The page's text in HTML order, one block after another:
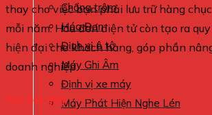
Chống trộm
Hóa Đơn
Định vị ô tô
Máy Ghi Âm
Định vị xe máy
Máy Phát Hiện Nghe Lén
thay cho việc bạn phải lưu trữ hàng
mỗi năm. Hóa đơn điện tử còn tạo ra
hiện đại cho khách hàng, góp phần
doanh nghiệp.
Hóa đơn giấy